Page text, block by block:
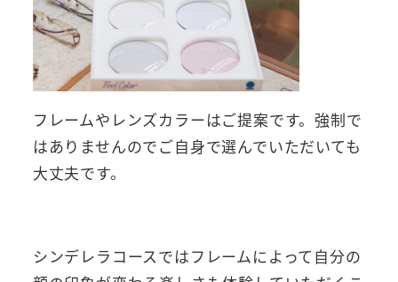
フレームやレンズカラーはご提案です。強制で
はありませんのでご自身で選んでいただいても
大丈夫です。
シンデレラコースではフレームによって自分の